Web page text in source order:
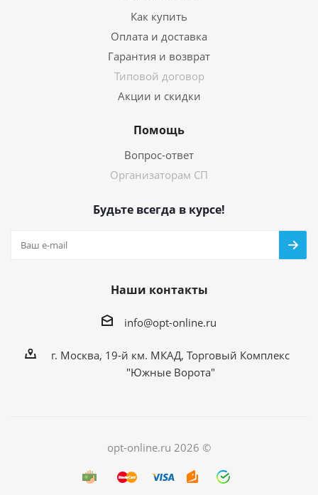
Как купить
Оплата и доставка
Гарантия и возврат
Типовой договор
Акции и скидки
Помощь
Вопрос-ответ
Организаторам СП
Будьте всегда в курсе!
Наши контакты
info@opt-online.ru
г. Москва, 19-й км. МКАД, Торговый Комплекс
"Южные Ворота"
opt-online.ru 2026 ©